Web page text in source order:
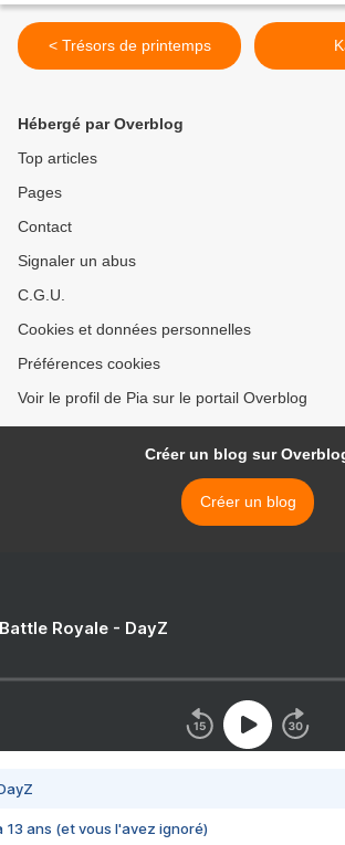
< Trésors de printemps
Hébergé par Overblog
Top articles
Pages
Contact
Signaler un abus
C.G.U.
Cookies et données personnelles
Préférences cookies
Voir le profil de Pia sur le portail Overblog
Créer un blog sur
Créer un blog
Royale - DayZ
13 ans (et vous l'avez ignoré)